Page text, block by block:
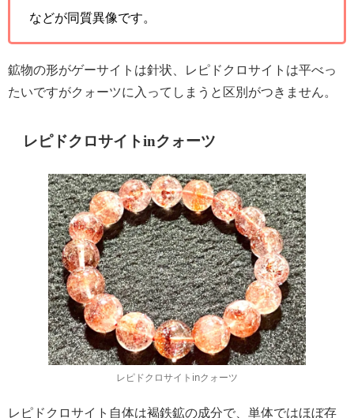
などが同質異像です。
鉱物の形がゲーサイトは針状、レピドクロサイトは平べっ
たいですがクォーツに入ってしまうと区別がつきません。
レピドクロサイトinクォーツ
レピドクロサイトinクォーツ
レピドクロサイト自体は褐鉄鉱の成分で、単体ではほぼ存